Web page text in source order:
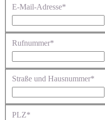
E-Mail-Adresse*
Rufnummer*
Straße und Hausnummer*
PLZ*